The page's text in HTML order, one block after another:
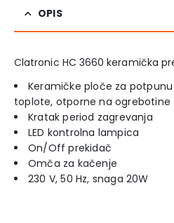
OPIS
Clatronic HC 3660 keramička
Keramičke ploče za
toplote, otporne na ogrebotine
Kratak period zagrevanja
LED kontrolna lampica
On/Off prekidač
Omča za kačenje
230 V, 50 Hz, snaga 20W